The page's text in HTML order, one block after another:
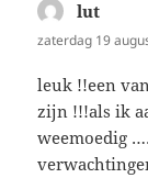
lut
zaterdag 19
leuk !!een
zijn !!!als ik
weemoedig